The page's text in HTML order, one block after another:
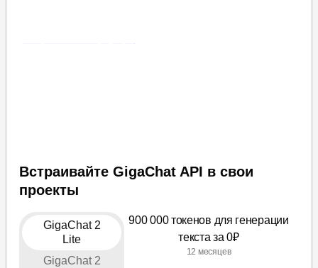
Встраивайте GigaChat API в свои
проекты
GigaChat 2
Lite
GigaChat 2
900 000 токенов для генерации
текста за 0₽
12 месяцев